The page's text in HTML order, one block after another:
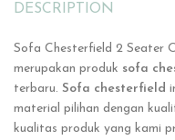
DESCRIPTION
Sofa Chesterfield 2 Seater
merupakan produk sofa
terbaru. Sofa chesterfield
material pilihan dengan
kualitas produk yang kami